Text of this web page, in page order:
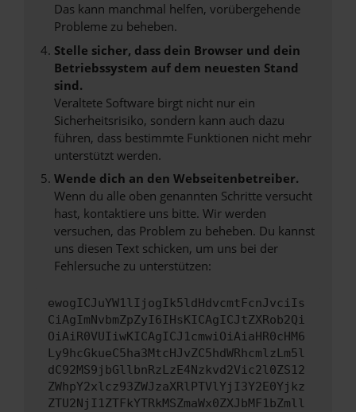
Das kann manchmal helfen, vorübergehende
Probleme zu beheben.
Stelle sicher, dass dein Browser und dein
Betriebssystem auf dem neuesten Stand
sind.
Veraltete Software birgt nicht nur ein
Sicherheitsrisiko, sondern kann auch dazu
führen, dass bestimmte Funktionen nicht mehr
unterstützt werden.
Wende dich an den Webseitenbetreiber.
Wenn du alle oben genannten Schritte versucht
hast, kontaktiere uns bitte. Wir werden
versuchen, das Problem zu beheben. Du kannst
uns diesen Text schicken, um uns bei der
Fehlersuche zu unterstützen:
ewogICJuYW1lIjogIk5ldHdvcmtFcnJvciIs
CiAgImNvbmZpZyI6IHsKICAgICJtZXRob2Qi
OiAiR0VUIiwKICAgICJ1cmwiOiAiaHR0cHM6
Ly9hcGkueC5ha3MtcHJvZC5hdWRhcmlzLm5l
dC92MS9jbGllbnRzLzE4Nzkvd2Vic2l0ZS12
ZWhpY2xlcz93ZWJzaXRlPTVlYjI3Y2E0Yjkz
ZTU2NjI1ZTFkYTRkMSZmaWx0ZXJbMF1bZmll